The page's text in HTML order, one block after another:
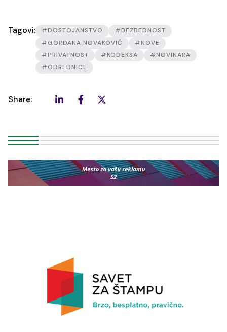
Tagovi: #DOSTOJANSTVO
#BEZBEDNOST
#GORDANA NOVAKOVIĆ
#NOVE
#PRIVATNOST
#KODEKSA
#NOVINARA
#ODREDNICE
Share: